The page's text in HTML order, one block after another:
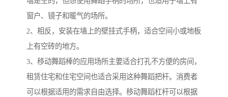
窗户、镜子和暖气的场所。
2、相反，安装在墙上的壁挂式手柄，适合空间小或地板
上有空砖的地方。
3、移动舞蹈棒的应用场所主要适合打孔不方便的房间，
租赁住宅和住宅空间也适合采用这种舞蹈把杆。消费者
可以根据适用的需求自由选择。移动舞蹈杠杆可以根据